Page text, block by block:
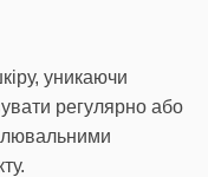
уникаючи
регулярно або